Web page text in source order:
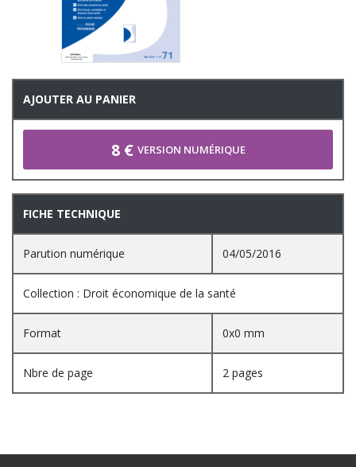
AJOUTER AU PANIER
8 € VERSION NUMÉRIQUE
FICHE TECHNIQUE
Parution numérique 04/05/2016
Collection : Droit économique de la santé
Format 0x0 mm
Nbre de page 2 pages